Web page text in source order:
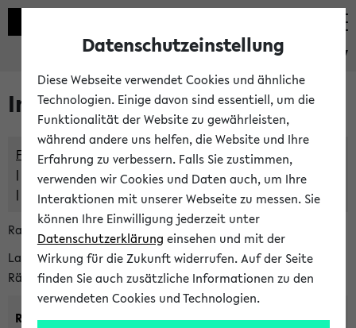
eKVV
Im eKVV verwaltete Räume
Freie Räume und Veranstaltungsüberschneidungen
Raumüberschneidungen
Hinweise der zentralen Raumvergabe
Raumanfragen:
raumvergabe@uni-bielefeld.de
Lassen Sie sich alle Räume anzeigen oder suchen Sie nach
Räumen mit bestimmten Eigenschaften:
Raumkriterien:
Datenschutzeinstellung
Diese Webseite verwendet Cookies und ähnliche
Technologien. Einige davon sind essentiell, um die
Funktionalität der Website zu gewährleisten,
während andere uns helfen, die Website und Ihre
Erfahrung zu verbessern. Falls Sie zustimmen,
verwenden wir Cookies und Daten auch, um Ihre
Interaktionen mit unserer Webseite zu messen. Sie
können Ihre Einwilligung jederzeit unter
Datenschutzerklärung einsehen und mit der
Wirkung für die Zukunft widerrufen. Auf der Seite
finden Sie auch zusätzliche Informationen zu den
verwendeten Cookies und Technologien.